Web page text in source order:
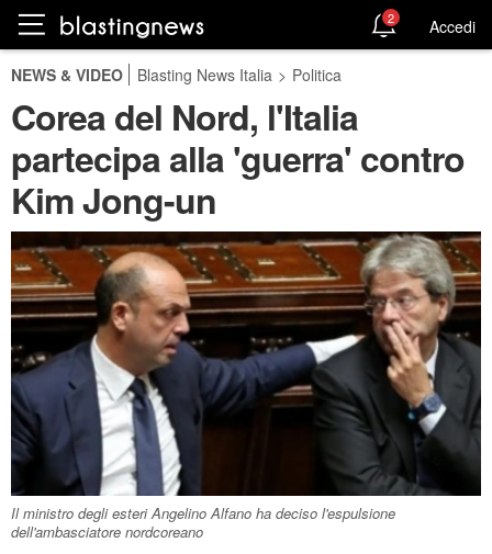
2 Accedi
NEWS & VIDEO Blasting News Italia > Politica
Corea del Nord, l'Italia
partecipa alla 'guerra' contro
Kim Jong-un
Il ministro degli esteri Angelino Alfano ha deciso l'espulsione
dell'ambasciatore nordcoreano